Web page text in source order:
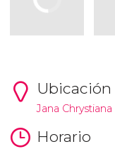
Ubicación
Jana Chrystiana
Horario